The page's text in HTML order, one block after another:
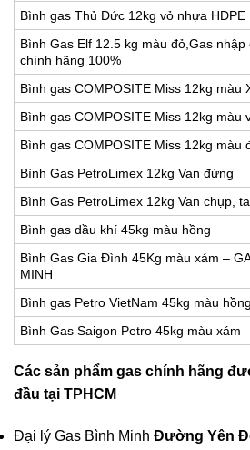
Bình gas Thủ Đức 12kg vỏ nhựa HDPE
Bình Gas Elf 12.5 kg màu đỏ,Gas nhập
chính hãng 100%
Bình gas COMPOSITE Miss 12kg màu
Bình gas COMPOSITE Miss 12kg màu
Bình gas COMPOSITE Miss 12kg màu
Bình Gas PetroLimex 12kg Van đứng
Bình Gas PetroLimex 12kg Van chụp,
Bình gas dầu khí 45kg màu hồng
Bình Gas Gia Đình 45Kg màu xám –
MINH
Bình gas Petro VietNam 45kg màu hồng
Bình Gas Saigon Petro 45kg màu xám
Các sản phẩm gas chính hãng
đầu tại TPHCM
Đại lý Gas Bình Minh Đường Yên